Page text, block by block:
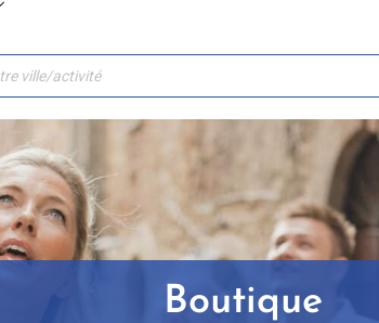
Boutique